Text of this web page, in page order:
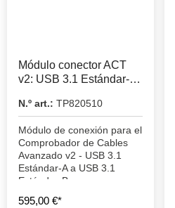
Módulo conector ACT
v2: USB 3.1 Estándar-A
N.º art.: TP820510
Módulo de conexión para el
Comprobador de Cables
Avanzado v2 - USB 3.1
Estándar-A a USB 3.1
Estándar-B
595,00 €*